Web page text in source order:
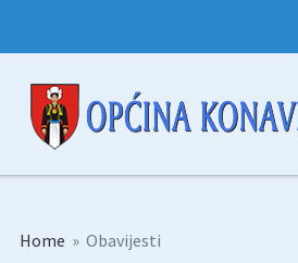
Home » Obavijesti